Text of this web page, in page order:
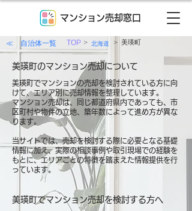
マンション売却窓口
≪ 自治体一覧 TOP > 北海道 > 美瑛町
美瑛町のマンション売却について
美瑛町でマンションの売却を検討されている方に向
けて、エリア別に売却情報を整理しています。
マンション売却は、同じ都道府県内であっても、市
区町村や物件の立地、築年数によって進め方が異な
ります。
当サイトでは、売却を検討する際に必要となる基礎
情報に加え、実際の相談事例や取引現場での経験を
もとに、エリアごとの特徴を踏まえた情報提供を行
っています。
美瑛町でマンション売却を検討する方へ